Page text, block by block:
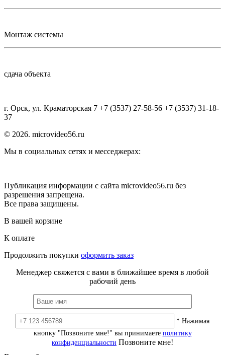
Монтаж системы
сдача объекта
г. Орск, ул. Краматорская 7 +7 (3537) 27-58-56 +7 (3537) 31-18-
37
© 2026. microvideo56.ru
Мы в социальных сетях и месседжерах:
Публикация информации с сайта microvideo56.ru без
разрешения запрещена.
Все права защищены.
В вашей корзине
К оплате
Продолжить покупки оформить заказ
Менеджер свяжется с вами в ближайшее время в любой
рабочий день
* Нажимая
кнопку "Позвоните мне!" вы принимаете политику
конфиденциальности Позвоните мне!